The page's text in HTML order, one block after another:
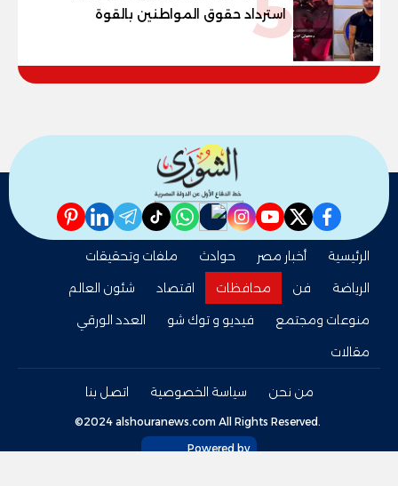
استرداد حقوق المواطنين بالقوة
facebook
twitter
youtube
instagram
nabd
whatsapp
tiktok
telegram
linkedin
pinterest
الرئيسية أخبار مصر حوادث
ملفات وتحقيقات
الرياضة
فن محافظات اقتصاد
شئون العالم
منوعات ومجتمع
فيديو و توك شو
العدد الورقي
مقالات
من نحن سياسة الخصوصية اتصل بنا
©2024 alshouranews.com All Rights Reserved.
Powered by